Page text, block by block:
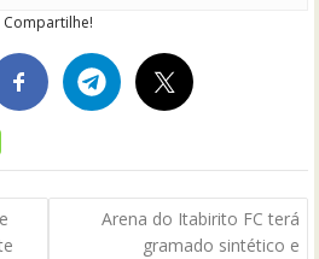
Compartilhe!
Arena do Itabirito FC terá
gramado sintético e